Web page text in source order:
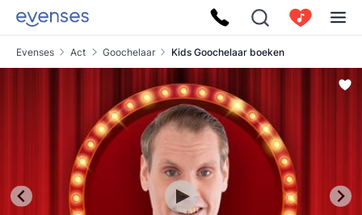
Evenses Act Goochelaar Kids Goochelaar boeken